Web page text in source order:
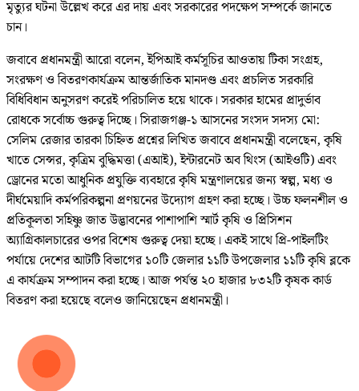
মৃত্যুর ঘটনা উল্লেখ করে এর দায় এবং সরকারের পদক্ষেপ সম্পর্কে জানতে
চান।
জবাবে প্রধানমন্ত্রী আরো বলেন, ইপিআই কর্মসূচির আওতায় টিকা সংগ্রহ,
সংরক্ষণ ও বিতরণকার্যক্রম আন্তর্জাতিক মানদণ্ড এবং প্রচলিত সরকারি
বিধিবিধান অনুসরণ করেই পরিচালিত হয়ে থাকে। সরকার হামের প্রাদুর্ভাব
রোধকে সর্বোচ্চ গুরুত্ব দিচ্ছে। সিরাজগঞ্জ-১ আসনের সংসদ সদস্য মো:
সেলিম রেজার তারকা চিহ্নিত প্রশ্নের লিখিত জবাবে প্রধানমন্ত্রী বলেছেন, কৃষি
খাতে সেন্সর, কৃত্রিম বুদ্ধিমত্তা (এআই), ইন্টারনেট অব থিংস (আইওটি) এবং
ড্রোনের মতো আধুনিক প্রযুক্তি ব্যবহারে কৃষি মন্ত্রণালয়ের জন্য স্বল্প, মধ্য ও
দীর্ঘমেয়াদি কর্মপরিকল্পনা প্রণয়নের উদ্যোগ গ্রহণ করা হচ্ছে। উচ্চ ফলনশীল ও
প্রতিকূলতা সহিষ্ণু জাত উদ্ভাবনের পাশাপাশি স্মার্ট কৃষি ও প্রিসিশন
অ্যাগ্রিকালচারের ওপর বিশেষ গুরুত্ব দেয়া হচ্ছে। একই সাথে প্রি-পাইলটিং
পর্যায়ে দেশের আটটি বিভাগের ১০টি জেলার ১১টি উপজেলার ১১টি কৃষি ব্লকে
এ কার্যক্রম সম্পাদন করা হচ্ছে। আজ পর্যন্ত ২০ হাজার ৮৩২টি কৃষক কার্ড
বিতরণ করা হয়েছে বলেও জানিয়েছেন প্রধানমন্ত্রী।